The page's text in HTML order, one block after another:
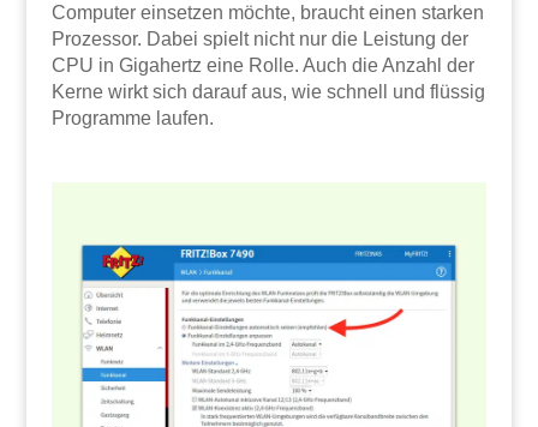
Computer einsetzen möchte, braucht einen starken
Prozessor. Dabei spielt nicht nur die Leistung der
CPU in Gigahertz eine Rolle. Auch die Anzahl der
Kerne wirkt sich darauf aus, wie schnell und flüssig
Programme laufen.